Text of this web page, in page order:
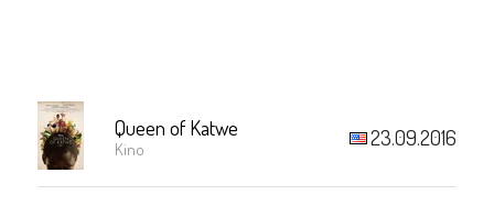
Queen of Katwe
Kino 23.09.2016